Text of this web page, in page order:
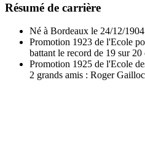
Résumé de carrière
Né à Bordeaux le 24/12/
Promotion 1923 de l'Ecole
battant le record de 19 sur 20
Promotion 1925 de l'Ecole
2 grands amis : Roger